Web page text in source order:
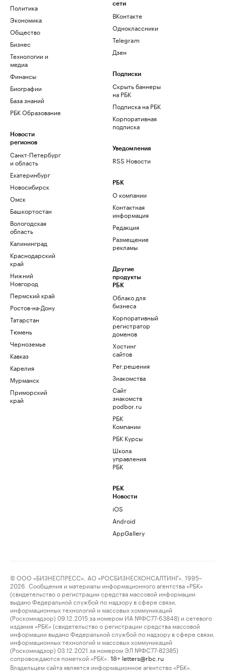
Политика
Экономика
Общество
Бизнес
Технологии и
медиа
Финансы
Биографии
База знаний
РБК Образование
Новости
регионов
Санкт-Петербург
и область
Екатеринбург
Новосибирск
Омск
Башкортостан
Вологодская
область
Калининград
Краснодарский
край
Нижний
Новгород
Пермский край
Ростов-на-Дону
Татарстан
Тюмень
Черноземье
Кавказ
Карелия
Мурманск
Приморский
край
сети
ВКонтакте
Одноклассники
Telegram
Дзен
Подписки
Скрыть баннеры
на РБК
Подписка на РБК
Корпоративная
подписка
Уведомления
RSS Новости
РБК
О компании
Контактная
информация
Редакция
Размещение
рекламы
Другие
продукты
РБК
Облако для
бизнеса
Корпоративный
регистратор
доменов
Хостинг
сайтов
Рег.решения
Знакомства
Сайт
знакомств
podbor.ru
РБК
Компании
РБК Курсы
Школа
управления
РБК
РБК
Новости
iOS
Android
AppGallery
© ООО «БИЗНЕСПРЕСС», АО «РОСБИЗНЕСКОНСАЛТИНГ», 1995–
2026. Сообщения и материалы информационного агентства «РБК»
(свидетельство о регистрации средства массовой информации
выдано Федеральной службой по надзору в сфере связи,
информационных технологий и массовых коммуникаций
(Роскомнадзор) 09.12.2015 за номером ИА №ФС77-63848) и сетевого
издания «РБК» (свидетельство о регистрации средства массовой
информации выдано Федеральной службой по надзору в сфере связи,
информационных технологий и массовых коммуникаций
(Роскомнадзор) 03.12.2021 за номером ЭЛ №ФС77-82385)
сопровождаются пометкой «РБК».
18+ letters@rbc.ru
Владельцем сайта является информационное агентство «РБК».